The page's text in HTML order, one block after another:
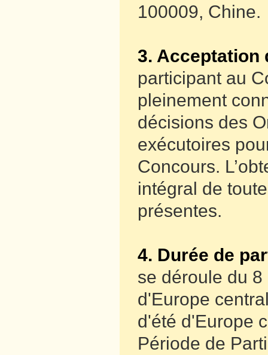
100009, Chine.
3.
participant au
pleinement
décisions des
exécutoires
Concours.
intégral de
présentes.
4. Durée de
se déroule du
d'Europe
d'été d'Europe
Période de